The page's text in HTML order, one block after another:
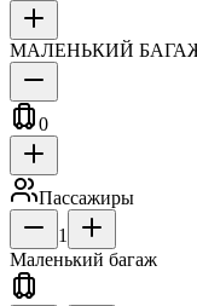
МАЛЕНЬКИЙ
0
Пассажиры
1
Маленький багаж